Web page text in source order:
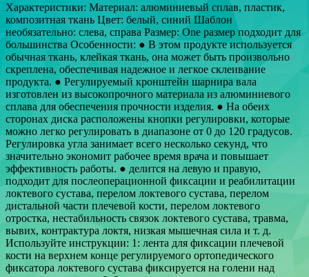
Характеристики: Материал: алюминиевый сплав, пластик,
композитная ткань Цвет: белый, синий Шаблон
необязательно: слева, справа Размер: One размер подходит для
большинства Особенности: ● В этом продукте используется
обычная ткань, клейкая ткань, она может быть произвольно
скреплена, обеспечивая надежное и легкое склеивание
продукта. ● Регулируемый кронштейн шарнира вала
изготовлен из высокопрочного материала из алюминиевого
сплава для обеспечения прочности изделия. ● На обеих
сторонах диска расположены кнопки регулировки, которые
можно легко регулировать в диапазоне от 0 до 120 градусов.
Регулировка угла занимает всего несколько секунд, что
значительно экономит рабочее время врача и повышает
эффективность работы. ● делится на левую и правую,
подходит для послеоперационной фиксации и реабилитации
локтевого сустава, перелом локтевого сустава, перелом
дистальной части плечевой кости, перелом локтевого
отростка, нестабильность связок локтевого сустава, травма,
вывих, контрактура локтя, низкая мышечная сила и т. д.
Используйте инструкции: 1: лента для фиксации плечевой
кости на верхнем конце регулируемого ортопедического
фиксатора локтевого сустава фиксируется на голени над